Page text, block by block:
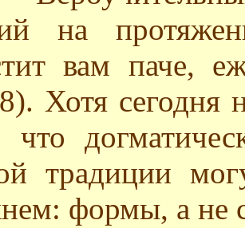
на
вам паче,
Хотя сегодня
что
традиции
формы, а не